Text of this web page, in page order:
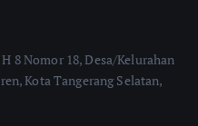
8 Nomor 18, Desa/Kelurahan
Kota Tangerang Selatan,